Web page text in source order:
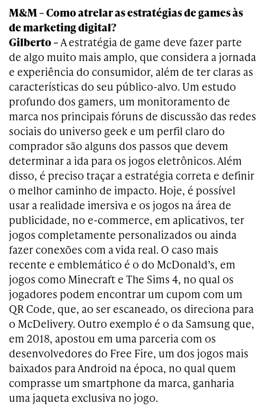
M&M – Como atrelar as estratégias de games às
de marketing digital?
Gilberto –A estratégia de game deve fazer parte
de algo muito mais amplo, que considera a jornada
e experiência do consumidor, além de ter claras as
características do seu público-alvo. Um estudo
profundo dos gamers, um monitoramento de
marca nos principais fóruns de discussão das redes
sociais do universo geek e um perfil claro do
comprador são alguns dos passos que devem
determinar a ida para os jogos eletrônicos. Além
disso, é preciso traçar a estratégia correta e definir
o melhor caminho de impacto. Hoje, é possível
usar a realidade imersiva e os jogos na área de
publicidade, no e-commerce, em aplicativos, ter
jogos completamente personalizados ou ainda
fazer conexões com a vida real. O caso mais
recente e emblemático é o do McDonald’s, em
jogos como Minecraft e The Sims 4, no qual os
jogadores podem encontrar um cupom com um
QR Code, que, ao ser escaneado, os direciona para
o McDelivery. Outro exemplo é o da Samsung que,
em 2018, apostou em uma parceria com os
desenvolvedores do Free Fire, um dos jogos mais
baixados para Android na época, no qual quem
comprasse um smartphone da marca, ganharia
uma jaqueta exclusiva no jogo.